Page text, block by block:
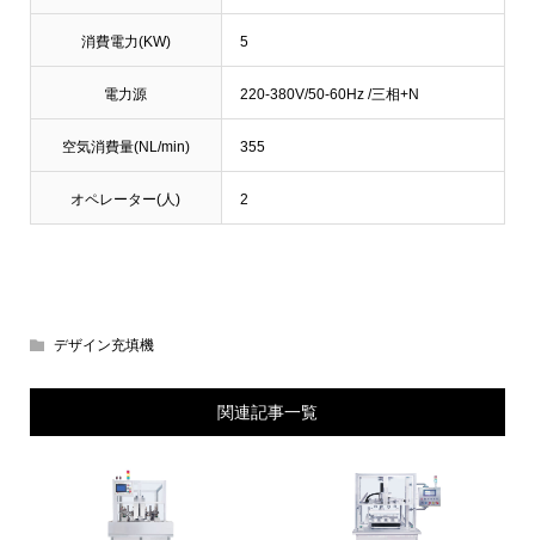
消費電力(KW) 5
電力源 220-380V/50-60Hz /三相+N
空気消費量(NL/min) 355
オペレーター(人) 2
デザイン充填機
関連記事一覧